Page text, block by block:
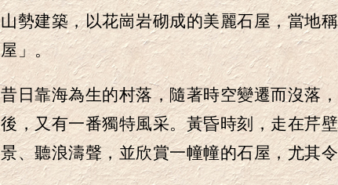
山勢建築 ，以花崗岩砌成的美麗石屋，當地
屋」。
昔日靠海為生的村落，隨著時空變遷而沒落，
後，又有一番獨特風采。黃昏時刻 ，走在芹
景、聽浪濤聲， 並欣賞一幢幢的石屋 ，尤其